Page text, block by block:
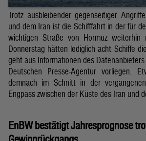
Trotz ausbleibender gegenseitiger
und dem Iran ist die Schifffahrt in der für
wichtigen Straße von Hormuz weiterhin
Donnerstag hätten lediglich acht Schiffe
geht aus Informationen des
Deutschen Presse-Agentur vorliegen.
demnach im Schnitt in der
Engpass zwischen der Küste des Iran und
EnBW bestätigt Jahresprognose